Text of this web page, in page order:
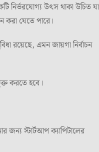
নির্ভরযোগ্য উৎস থাকা উচিত যা
করা যেতে পারে।
রয়েছে, এমন জায়গা নির্বাচন
করতে হবে।
জন্য স্টার্টআপ ক্যাপিটালের